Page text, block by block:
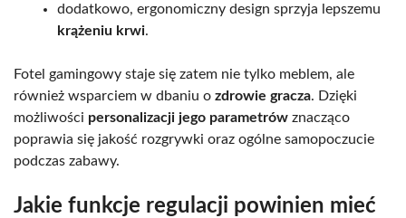
dodatkowo, ergonomiczny design sprzyja lepszemu
krążeniu krwi.
Fotel gamingowy staje się zatem nie tylko meblem, ale
również wsparciem w dbaniu o zdrowie gracza. Dzięki
możliwości personalizacji jego parametrów znacząco
poprawia się jakość rozgrywki oraz ogólne samopoczucie
podczas zabawy.
Jakie funkcje regulacji powinien mieć